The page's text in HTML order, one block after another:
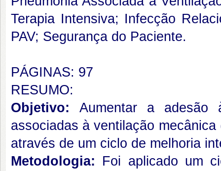
Terapia Intensiva; Infecção
PAV; Segurança do Paciente.
PÁGINAS: 97
RESUMO:
Objetivo:Aumentar a adesão
associadas à ventilação
através de um ciclo de melhoria
Metodologia: Foi aplicado um